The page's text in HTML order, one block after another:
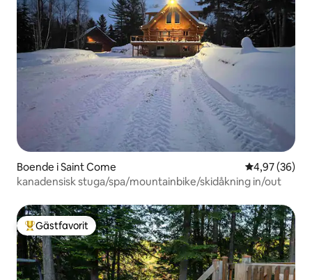
Boende i Saint Come 4,97 av 5 i
4,97 (36)
kanadensisk stuga/spa/mountainbike/skidåkning in/out
Populär gästfavorit
Gästfavorit